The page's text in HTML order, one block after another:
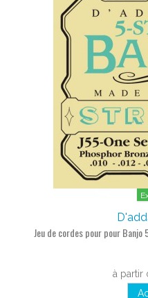
Jeu de cordes pour pour
à partir